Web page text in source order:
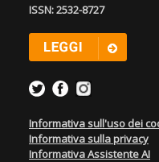
ISSN: 2532-8727
Informativa sull'uso dei
Informativa sulla privacy
Informativa Assistente AI